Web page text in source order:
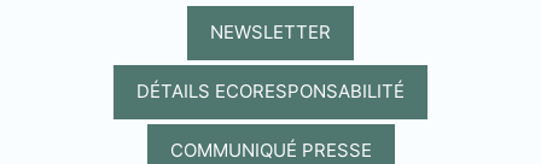
NEWSLETTER
DÉTAILS ECORESPONSABILITÉ
COMMUNIQUÉ PRESSE